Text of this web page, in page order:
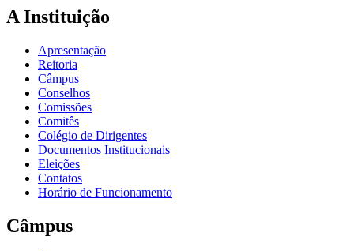
A Instituição
Apresentação
Reitoria
Câmpus
Conselhos
Comissões
Comitês
Colégio de Dirigentes
Documentos Institucionais
Eleições
Contatos
Horário de Funcionamento
Câmpus